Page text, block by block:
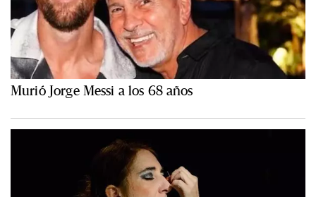
Murió Jorge Messi a los 68 años